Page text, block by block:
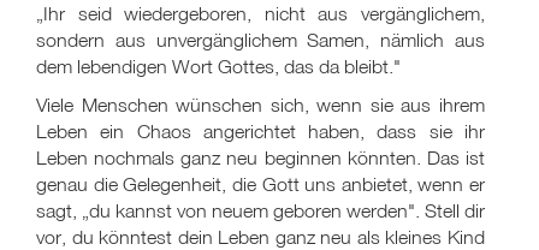
„Ihr seid wiedergeboren, nicht aus vergänglichem,
sondern aus unvergänglichem Samen, nämlich aus
dem lebendigen Wort Gottes, das da bleibt."
Viele Menschen wünschen sich, wenn sie aus ihrem
Leben ein Chaos angerichtet haben, dass sie ihr
Leben nochmals ganz neu beginnen könnten. Das ist
genau die Gelegenheit, die Gott uns anbietet, wenn er
sagt, „du kannst von neuem geboren werden". Stell dir
vor, du könntest dein Leben ganz neu als kleines Kind